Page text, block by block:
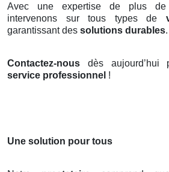
Avec une expertise de plus de
intervenons sur tous types de
garantissant des solutions durables.
Contactez-nous dès aujourd’hui
service professionnel !
Une solution pour tous